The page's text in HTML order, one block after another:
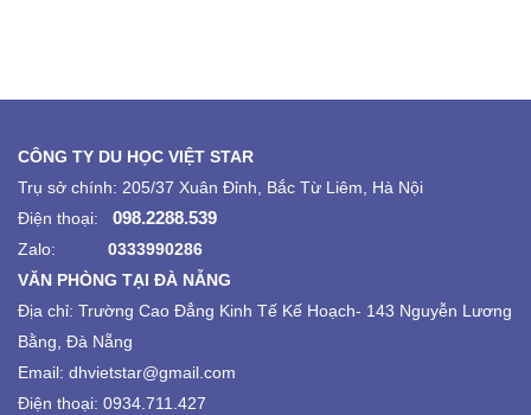
CÔNG TY DU HỌC VIỆT STAR
Trụ sở chính: 205/37 Xuân Đỉnh, Bắc Từ Liêm, Hà Nội
Điện thoại:
098.2288.539
Zalo: 0333990286
VĂN PHÒNG TẠI ĐÀ NẴNG
Địa chỉ: Trường Cao Đẳng Kinh Tế Kế Hoạch- 143 Nguyễn Lương
Bằng, Đà Nẵng
Email: dhvietstar@gmail.com
Điện thoại: 0934.711.427